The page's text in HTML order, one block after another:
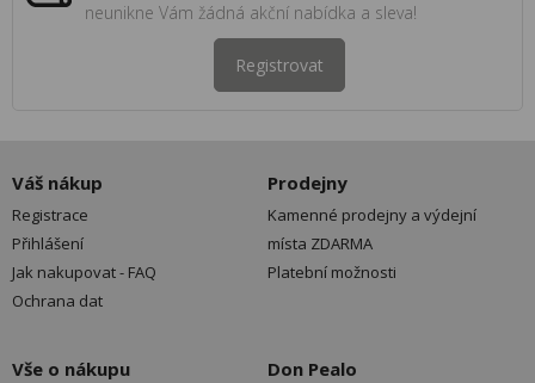
neunikne Vám žádná akční nabídka a sleva!
Registrovat
Váš nákup
Registrace
Přihlášení
Jak nakupovat - FAQ
Ochrana dat
Prodejny
Kamenné prodejny a výdejní
místa ZDARMA
Platební možnosti
Vše o nákupu Don Pealo